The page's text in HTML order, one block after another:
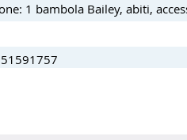
1 bambola Bailey, abiti,